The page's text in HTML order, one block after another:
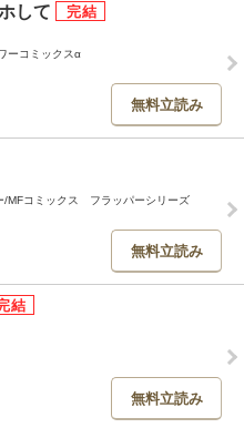
して
ーコミックスα
無料立読み
/MFコミックス フラッパーシリーズ
無料立読み
無料立読み